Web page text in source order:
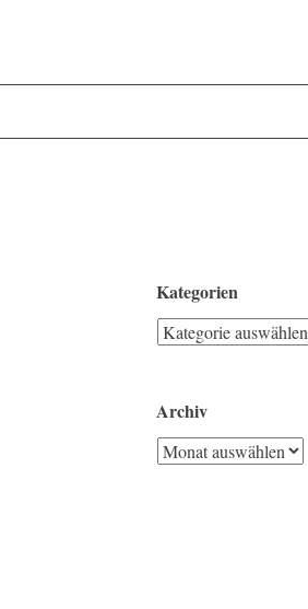
Kategorien
Kategorien
Archiv
Archiv